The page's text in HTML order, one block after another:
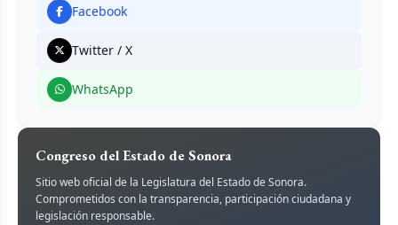
Facebook
Twitter / X
WhatsApp
Congreso del Estado de Sonora
Sitio web oficial de la Legislatura del Estado de Sonora.
Comprometidos con la transparencia, participación ciudadana y
legislación responsable.